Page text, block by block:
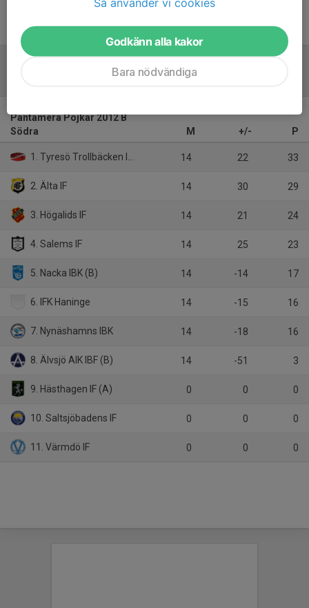
Pantamera Pojkar 2012 B
Södra
M +/- P
1. Tyresö Trollbäcken IBK 14 22 33
2. Älta IF 14 30 29
3. Högalids IF 14 21 24
4. Salems IF 14 25 23
5. Nacka IBK (B) 14 -14 17
6. IFK Haninge 14 -15 16
7. Nynäshamns IBK 14 -18 16
8. Älvsjö AIK IBF (B) 14 -51 3
9. Hästhagen IF (A) 0 0 0
10. Saltsjöbadens IF 0 0 0
11. Värmdö IF 0 0 0
Godkänn alla kakor
Bara nödvändiga